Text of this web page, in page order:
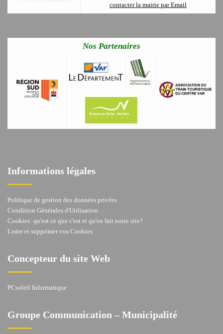
contacter la mairie par Email
Nos Partenaires
Informations légales
Politique de gestion des données privées
Condition Générales d'Utilisation
Cookies: qu'est ce que c'est et qu'en fait notre site?
Lister et supprimer vos Cookies
Concepteur du site Web
PCsoleil Informatique
Groupe Communication – Municipalité